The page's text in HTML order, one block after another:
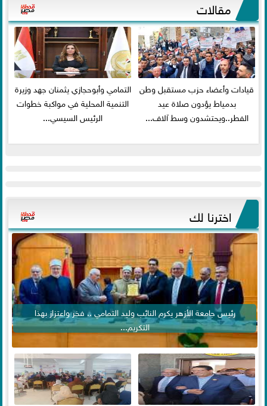
مقالات
قيادات وأعضاء حزب مستقبل وطن
بدمياط يؤدون صلاة عيد
الفطر..ويحتشدون وسط آلاف...
التمامي وأبوحجازي يثمنان جهد وزيرة
التنمية المحلية في مواكبة خطوات
الرئيس السيسي...
اخترنا لك
رئيس جامعة الأزهر يكرم النائب وليد التمامي .. فخر واعتزاز بهذا
التكريم...